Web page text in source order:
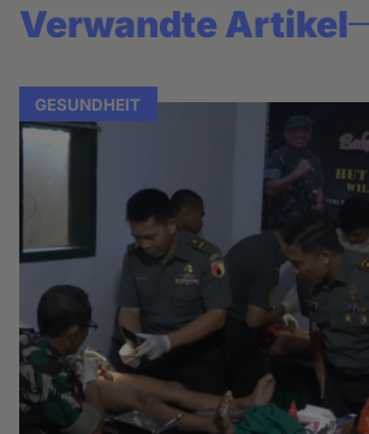
Verwandte Artikel
GESUNDHEIT